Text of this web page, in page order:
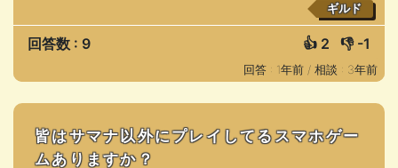
ギルド
回答数 : 9 👍 2 👎 -1
回答 : 1年前 / 相談 : 3年前
皆はサマナ以外にプレイしてるスマホゲー
ムありますか？